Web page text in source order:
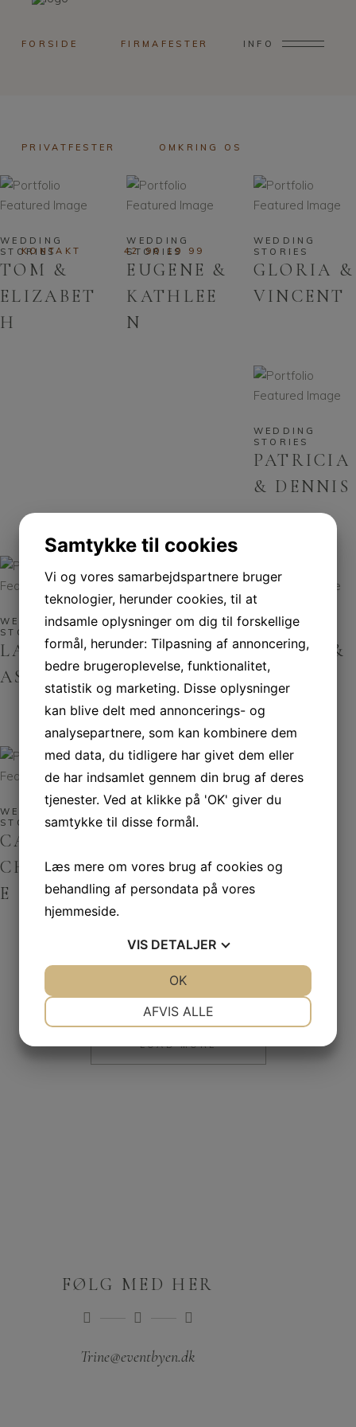
FORSIDE FIRMAFESTER
PRIVATFESTER OMKRING OS
KONTAKT 42 90 19 99
INFO
WEDDING
STORIES
TOM &
ELIZABET
H
WEDDING
STORIES
EUGENE &
KATHLEE
N
WEDDING
STORIES
GLORIA &
VINCENT
WEDDING
STORIES
PATRICIA
& DENNIS
WEDDING
STORIES
LARRY &
ASHLEY
WEDDING
STORIES
RUTH &
ALBERT
WEDDING
STORIES
ETHAN &
MARIE
WEDDING
STORIES
CARL &
CHRISTIN
E
STORIES
DORIS
LOAD MORE
FØLG MED HER
Trine@eventbyen.dk
Samtykke til cookies
Vi og vores samarbejdspartnere bruger
teknologier, herunder cookies, til at
indsamle oplysninger om dig til forskellige
formål, herunder: Tilpasning af annoncering,
bedre brugeroplevelse, funktionalitet,
statistik og marketing. Disse oplysninger
kan blive delt med annoncerings- og
analysepartnere, som kan kombinere dem
med data, du tidligere har givet dem eller
de har indsamlet gennem din brug af deres
tjenester. Ved at klikke på 'OK' giver du
samtykke til disse formål.
Læs mere om vores brug af cookies og
behandling af persondata på vores
hjemmeside.
VIS DETALJER
PRÆFERENCER
MARKETING STATISTIK
AFVIS ALLE
OK